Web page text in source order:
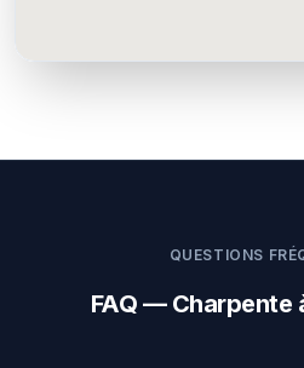
QUESTIONS
FAQ — Charpente